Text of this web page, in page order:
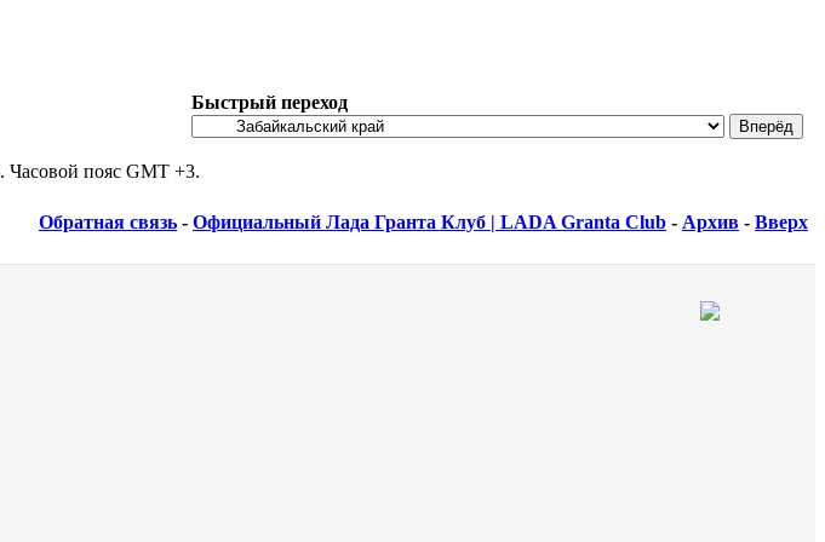
Быстрый переход
. Часовой пояс GMT +3.
Обратная связь - Официальный Лада Гранта Клуб | LADA Granta Club - Архив - Вверх